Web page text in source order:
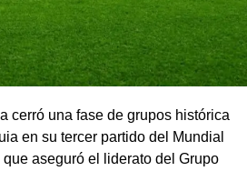
cerró una fase de grupos histórica
en su tercer partido del Mundial
aseguró el liderato del Grupo